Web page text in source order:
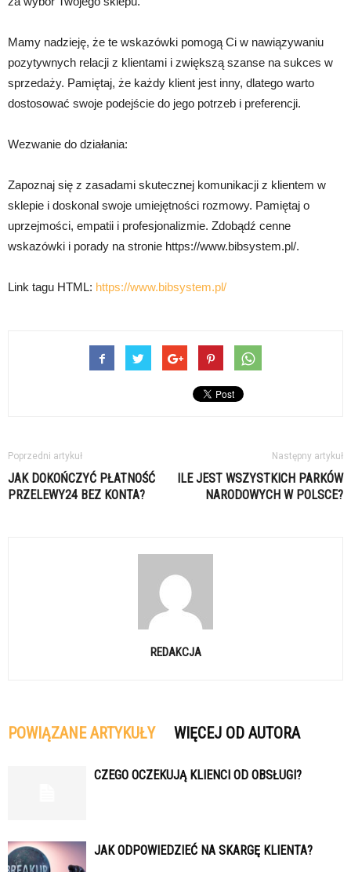
Mamy nadzieję, że te wskazówki pomogą Ci w nawiązywaniu
pozytywnych relacji z klientami i zwiększą szanse na sukces w
sprzedaży. Pamiętaj, że każdy klient jest inny, dlatego warto
dostosować swoje podejście do jego potrzeb i preferencji.
Wezwanie do działania:
Zapoznaj się z zasadami skutecznej komunikacji z klientem w
sklepie i doskonal swoje umiejętności rozmowy. Pamiętaj o
uprzejmości, empatii i profesjonalizmie. Zdobądź cenne
wskazówki i porady na stronie https://www.bibsystem.pl/.
Link tagu HTML: https://www.bibsystem.pl/
Poprzedni artykuł
JAK DOKOŃCZYĆ PŁATNOŚĆ
PRZELEWY24 BEZ KONTA?
Następny artykuł
ILE JEST WSZYSTKICH PARKÓW
NARODOWYCH W POLSCE?
REDAKCJA
POWIĄZANE ARTYKUŁY WIĘCEJ OD AUTORA
CZEGO OCZEKUJĄ KLIENCI OD OBSŁUGI?
JAK ODPOWIEDZIEĆ NA SKARGĘ KLIENTA?